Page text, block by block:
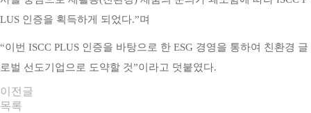
LUS 인증을 획득하게 되었다.”며
“이번 ISCC PLUS 인증을 바탕으로 한 ESG 경영을 통하여 친환경 글
로벌 선도기업으로 도약할 것”이라고 덧붙였다.
이전글
목록